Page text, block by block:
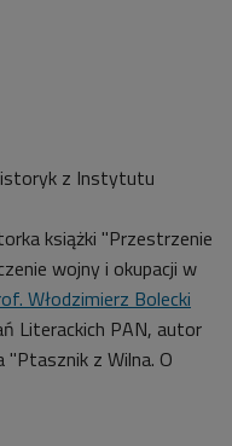
z Instytutu
książki "Przestrzenie
wojny i okupacji w
Włodzimierz Bolecki
Literackich PAN, autor
"Ptasznik z Wilna. O